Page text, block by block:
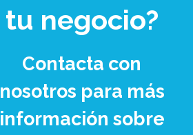
tu negocio?
Contacta con
nosotros para más
información sobre